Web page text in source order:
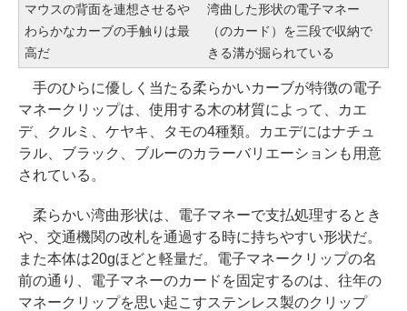
マウスの背面を連想させるや
わらかなカーブの手触りは最
高だ
湾曲した形状の電子マネー
（のカード）を三段で収納で
きる溝が掘られている
手のひらに優しく当たる柔らかいカーブが特徴の電子
マネークリップは、使用する木の材質によって、カエ
デ、クルミ、ケヤキ、タモの4種類。カエデにはナチュ
ラル、ブラック、ブルーのカラーバリエーションも用意
されている。
柔らかい湾曲形状は、電子マネーで支払処理するとき
や、交通機関の改札を通過する時に持ちやすい形状だ。
また本体は20gほどと軽量だ。電子マネークリップの名
前の通り、電子マネーのカードを固定するのは、往年の
マネークリップを思い起こすステンレス製のクリップ